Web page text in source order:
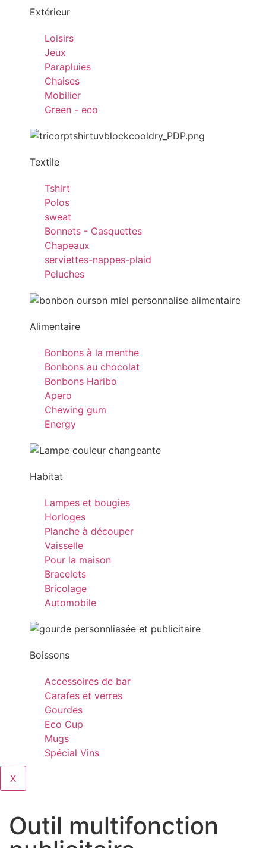
Extérieur
Loisirs
Jeux
Parapluies
Chaises
Mobilier
Green - eco
Textile
Tshirt
Polos
sweat
Bonnets - Casquettes
Chapeaux
serviettes-nappes-plaid
Peluches
Alimentaire
Bonbons à la menthe
Bonbons au chocolat
Bonbons Haribo
Apero
Chewing gum
Energy
Habitat
Lampes et bougies
Horloges
Planche à découper
Vaisselle
Pour la maison
Bracelets
Bricolage
Automobile
Boissons
Accessoires de bar
Carafes et verres
Gourdes
Eco Cup
Mugs
Spécial Vins
X
Outil multifonction